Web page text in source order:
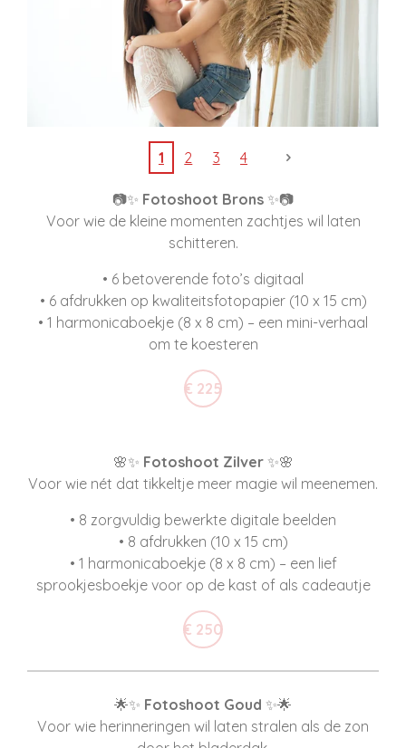
1 2 3 4
📷✨ Fotoshoot Brons ✨📷
Voor wie de kleine momenten zachtjes wil laten
schitteren.
• 6 betoverende foto’s digitaal
• 6 afdrukken op kwaliteitsfotopapier (10 x 15 cm)
• 1 harmonicaboekje (8 x 8 cm) – een mini-verhaal
om te koesteren
€ 225
🌸✨ Fotoshoot Zilver✨🌸
Voor wie nét dat tikkeltje meer magie wil meenemen.
• 8 zorgvuldig bewerkte digitale beelden
• 8 afdrukken (10 x 15 cm)
• 1 harmonicaboekje (8 x 8 cm) – een lief
sprookjesboekje voor op de kast of als cadeautje
€ 250
🌟✨ Fotoshoot Goud ✨🌟
Voor wie herinneringen wil laten stralen als de zon